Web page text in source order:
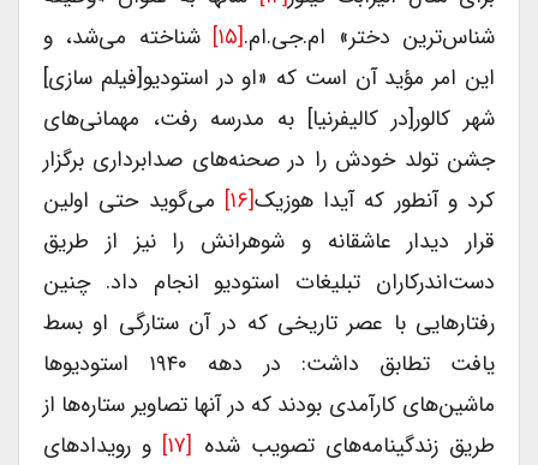
شناس‌ترین دختر» ام.جی.ام.[۱۵]
شناخته می‌شد، و
این امر مؤید آن است که «او در استودیو[فیلم سازی]
شهر کالور[در کالیفرنیا] به مدرسه رفت، مهمانی‌های
جشن تولد خودش را در صحنه‌های صدابرداری برگزار
کرد و آنطور که آیدا هوزیک[۱۶]
می‌گوید حتی اولین
قرار دیدار عاشقانه و شوهرانش را نیز از طریق
دست‌اندرکاران تبلیغات استودیو انجام داد. چنین
رفتارهایی با عصر تاریخی که در آن ستارگی او بسط
یافت تطابق داشت: در دهه ۱۹۴۰ استودیوها
ماشین‌های کارآمدی بودند که در آنها تصاویر ستاره‌ها از
طریق زندگینامه‌های تصویب شده[۱۷]
و رویدادهای